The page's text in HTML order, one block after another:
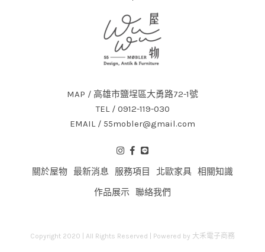
MAP / 高雄市鹽埕區大勇路72-1號
TEL / 0912-119-030
EMAIL / 55mobler@gmail.com
關於屋物 最新消息 服務項目 北歐家具 相關知識
作品展示
聯絡我們
Copyright 2020 | All Rights Reserved | Powered by 大禾電子商務